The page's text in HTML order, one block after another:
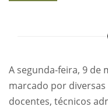
A segunda-feira, 9 de
marcado por
docentes, técnicos